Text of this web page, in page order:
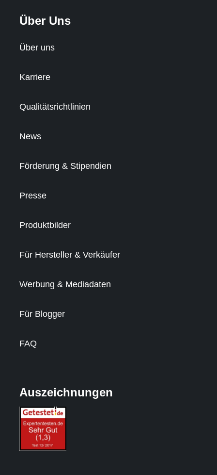
Über Uns
Über uns
Karriere
Qualitätsrichtlinien
News
Förderung & Stipendien
Presse
Produktbilder
Für Hersteller & Verkäufer
Werbung & Mediadaten
Für Blogger
FAQ
Auszeichnungen